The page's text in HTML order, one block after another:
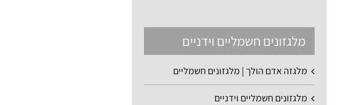
מלגזונים חשמליים וידניים
מלגזה אדם הולך | מלגזונים חשמליים
מלגזונים חשמליים וידניים